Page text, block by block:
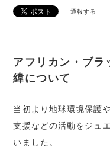
通報する
アフリカン・ブラ
緯について
当初より地球環境保護
支援などの活動をジュ
いました。